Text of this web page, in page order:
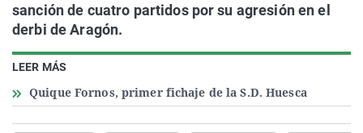
LEER MÁS
Quique Fornos, primer fichaje de la S.D. Huesca
sanción de cuatro partidos por su agresión en el
derbi de Aragón.